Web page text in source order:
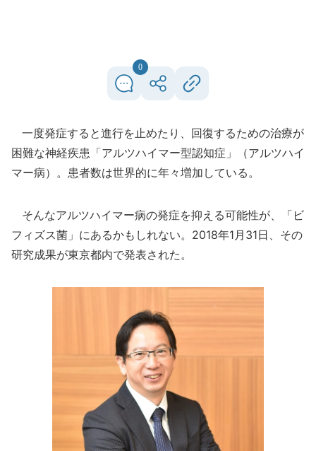
0
一度発症すると進行を止めたり、回復するための治療が
困難な神経疾患「アルツハイマー型認知症」（アルツハイ
マー病）。患者数は世界的に年々増加している。
そんなアルツハイマー病の発症を抑える可能性が、「ビ
フィズス菌」にあるかもしれない。2018年1月31日、その
研究成果が東京都内で発表された。